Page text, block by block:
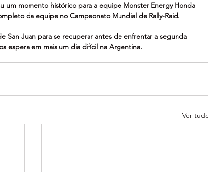
um momento histórico para a equipe Monster Energy Honda
da equipe no Campeonato Mundial de Rally-Raid.
San Juan para se recuperar antes de enfrentar a segunda
espera em mais um dia difícil na Argentina.
Ver